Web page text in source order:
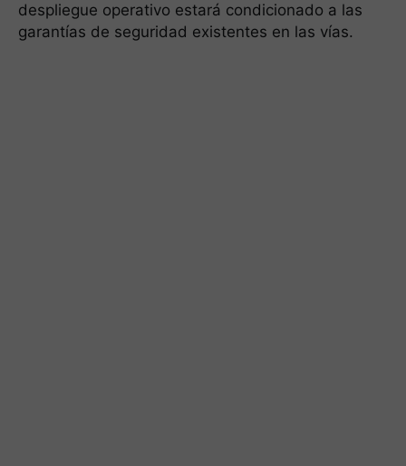
despliegue operativo estará condicionado a las
garantías de seguridad existentes en las vías.